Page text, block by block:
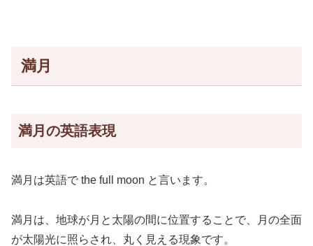
満月
満月の英語表現
満月は英語で the full moon と言います。
満月は、地球が月と太陽の間に位置することで、月の全面
が太陽光に照らされ、丸く見える現象です。